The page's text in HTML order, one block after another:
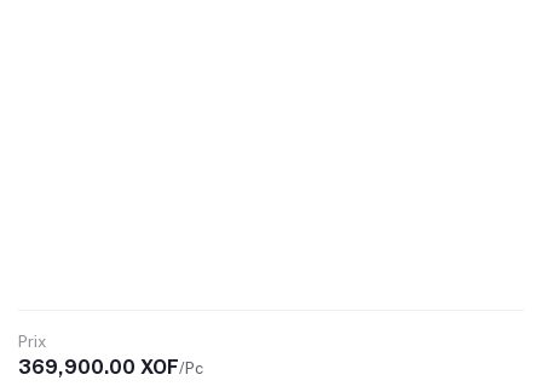
Prix
369,900.00 XOF/Pc